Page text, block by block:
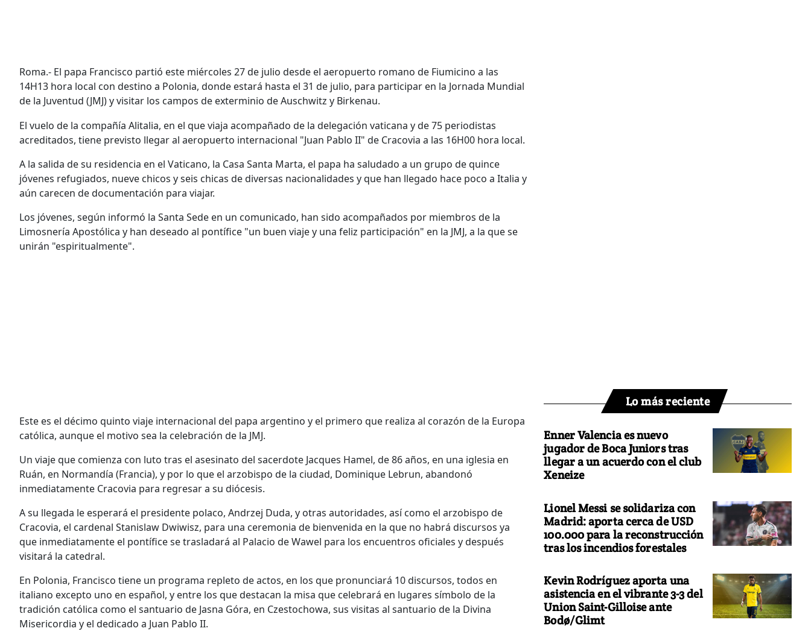
Roma.- El papa Francisco partió este miércoles 27 de julio desde el aeropuerto romano de Fiumicino a las
14H13 hora local con destino a Polonia, donde estará hasta el 31 de julio, para participar en la Jornada Mundial
de la Juventud (JMJ) y visitar los campos de exterminio de Auschwitz y Birkenau.
El vuelo de la compañía Alitalia, en el que viaja acompañado de la delegación vaticana y de 75 periodistas
acreditados, tiene previsto llegar al aeropuerto internacional "Juan Pablo II" de Cracovia a las 16H00 hora local.
A la salida de su residencia en el Vaticano, la Casa Santa Marta, el papa ha saludado a un grupo de quince
jóvenes refugiados, nueve chicos y seis chicas de diversas nacionalidades y que han llegado hace poco a Italia y
aún carecen de documentación para viajar.
Los jóvenes, según informó la Santa Sede en un comunicado, han sido acompañados por miembros de la
Limosnería Apostólica y han deseado al pontífice "un buen viaje y una feliz participación" en la JMJ, a la que se
unirán "espiritualmente".
Este es el décimo quinto viaje internacional del papa argentino y el primero que realiza al corazón de la Europa
católica, aunque el motivo sea la celebración de la JMJ.
Un viaje que comienza con luto tras el asesinato del sacerdote Jacques Hamel, de 86 años, en una iglesia en
Ruán, en Normandía (Francia), y por lo que el arzobispo de la ciudad, Dominique Lebrun, abandonó
inmediatamente Cracovia para regresar a su diócesis.
A su llegada le esperará el presidente polaco, Andrzej Duda, y otras autoridades, así como el arzobispo de
Cracovia, el cardenal Stanislaw Dwiwisz, para una ceremonia de bienvenida en la que no habrá discursos ya
que inmediatamente el pontífice se trasladará al Palacio de Wawel para los encuentros oficiales y después
visitará la catedral.
En Polonia, Francisco tiene un programa repleto de actos, en los que pronunciará 10 discursos, todos en
italiano excepto uno en español, y entre los que destacan la misa que celebrará en lugares símbolo de la
tradición católica como el santuario de Jasna Góra, en Czestochowa, sus visitas al santuario de la Divina
Misericordia y el dedicado a Juan Pablo II.
Lo más reciente
Enner Valencia es nuevo
jugador de Boca Juniors tras
llegar a un acuerdo con el club
Xeneize
Lionel Messi se solidariza con
Madrid: aporta cerca de USD
100.000 para la reconstrucción
tras los incendios forestales
Kevin Rodríguez aporta una
asistencia en el vibrante 3-3 del
Union Saint-Gilloise ante
Bodø/Glimt